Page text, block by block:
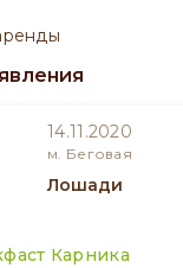
14.11.2020
м. Беговая
Лошади
Карника